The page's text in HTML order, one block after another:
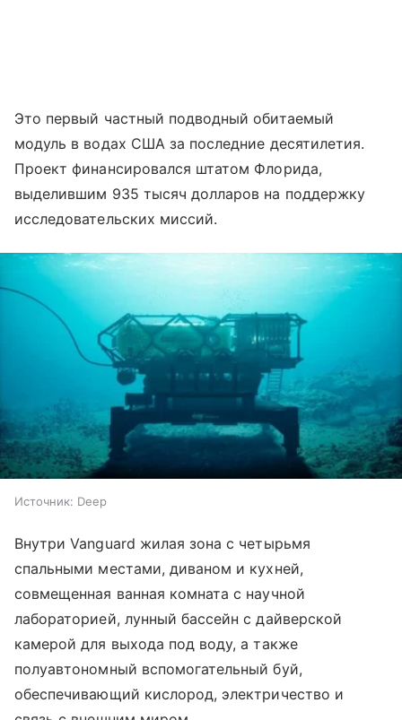
Это первый частный подводный обитаемый
модуль в водах США за последние десятилетия.
Проект финансировался штатом Флорида,
выделившим 935 тысяч долларов на поддержку
исследовательских миссий.
Источник: Deep
Внутри Vanguard жилая зона с четырьмя
спальными местами, диваном и кухней,
совмещенная ванная комната с научной
лабораторией, лунный бассейн с дайверской
камерой для выхода под воду, а также
полуавтономный вспомогательный буй,
обеспечивающий кислород, электричество и